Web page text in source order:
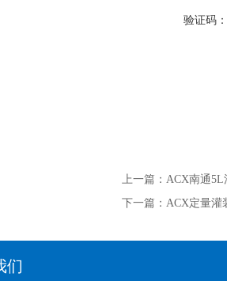
验证码：
上一篇： ACX南通5L
下一篇： ACX定量灌
们